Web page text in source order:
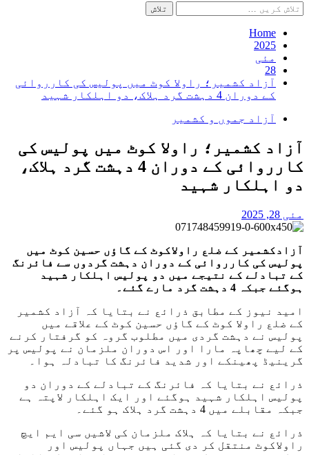
تلاش
کریں
برائے:Home
2025
مئی
28
آزاد کشمیر؛ راولا کوٹ میں پولیس کی کارروائی
کے دوران 4 دہشت گرد ہلاک، دو اہلکار شہید
آزاد جموں و کشمیر
آزاد کشمیر؛ راولا کوٹ میں پولیس کی
کارروائی کے دوران 4 دہشت گرد ہلاک،
دو اہلکار شہید
مئی 28, 2025
آزادکشمیر کے ضلع راولاکوٹ کے گاؤں حسین کوٹ میں
پولیس کی کارروائی کے دوران دہشت گردوں سے فائرنگ
کے تبادلے کے نتیجے میں دو پولیس اہلکار شہید
ہوگئے جبکہ 4 دہشت گرد مارے گئے۔
امید نیوز کے مطابق ذرائع نے بتایا کہ آزاد کشمیر
کے ضلع راولا کوٹ کے گاؤں حسین کوٹ کے علاقے میں
پولیس نے دہشت گردی میں مطلوب گروہ کو گرفتار کرنے
کے لیے چھاپہ مارا اور اس دوران ملزمان نے پولیس پر
گرینیڈ پھینکے اور شدید فائرنگ کا تبادلہ ہوا۔
ذرائع نے بتایا کہ فائرنگ کے تبادلے کے دوران دو
پولیس اہلکار شہید ہوگئے اور ایک اہلکار لاپتہ ہے
جبکہ مقابلے میں 4 دہشت گرد ہلاک ہو گئے۔
ذرائع نے بتایا کہ ہلاک ملزمان کی لاشیں سی ایم ایچ
راولاکوٹ منتقل کر دی گئی ہیں جہاں پولیس اور